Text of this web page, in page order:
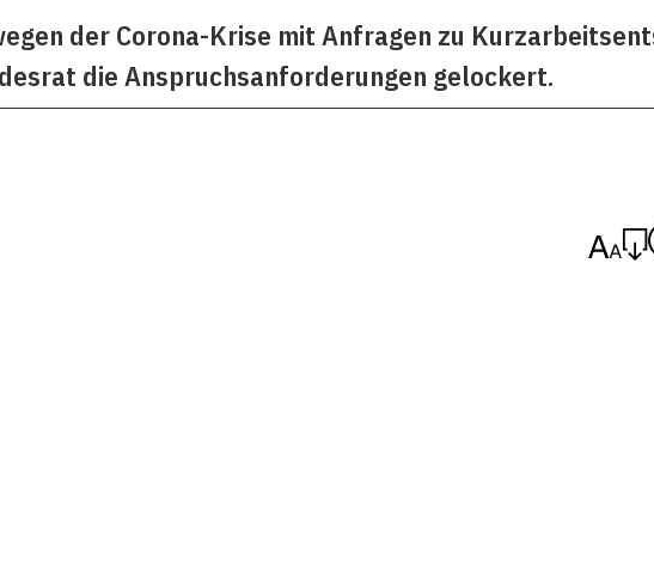
der Corona-Krise mit Anfragen zu
die Anspruchsanforderungen gelockert.